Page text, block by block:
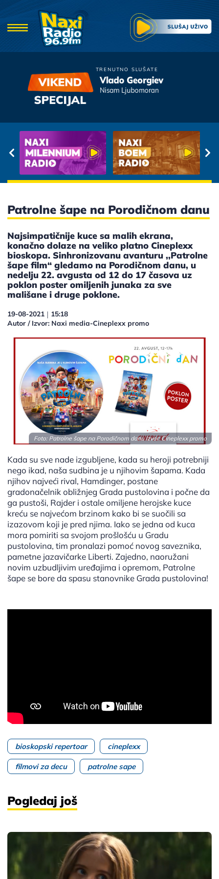
TRENUTNO SLUŠATE
Najlepše ljubavne
Vlado Georgiev
Nisam Ljubomoran
Patrolne šape na Porodičnom danu
Najsimpatičnije kuce sa malih ekrana,
konačno dolaze na veliko platno Cineplexx
bioskopa. Sinhronizovanu avanturu ,,Patrolne
šape film“ gledamo na Porodičnom danu, u
nedelju 22. avgusta od 12 do 17 časova uz
poklon poster omiljenih junaka za sve
mališane i druge poklone.
19-08-2021 | 15:18
Autor / Izvor: Naxi media-Cineplexx promo
Foto: Patrolne šape na Porodičnom danu Izvor: Cineplexx promo
Kada su sve nade izgubljene, kada su heroji potrebniji
nego ikad, naša sudbina je u njihovim šapama. Kada
njihov najveći rival, Hamdinger, postane
gradonačelnik obližnjeg Grada pustolovina i počne da
ga pustoši, Rajder i ostale omiljene herojske kuce
kreću se najvećom brzinom kako bi se suočili sa
izazovom koji je pred njima. Iako se jedna od kuca
mora pomiriti sa svojom prošlošću u Gradu
pustolovina, tim pronalazi pomoć novog saveznika,
pametne jazavičarke Liberti. Zajedno, naoružani
novim uzbudljivim uređajima i opremom, Patrolne
šape se bore da spasu stanovnike Grada pustolovina!
bioskopski repertoar cineplexx
filmovi za decu patrolne sape
Pogledaj još